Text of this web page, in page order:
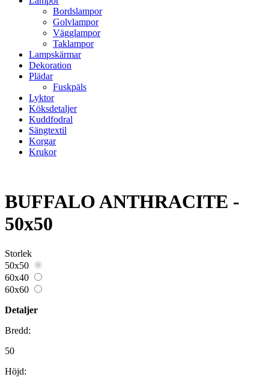
Bordslampor
Golvlampor
Vägglampor
Taklampor
Lampskärmar
Dekoration
Plädar
Fuskpäls
Lyktor
Köksdetaljer
Kuddfodral
Sängtextil
Korgar
Krukor
BUFFALO ANTHRACITE -
50x50
Storlek
50x50
60x40
60x60
Detaljer
Bredd:
50
Höjd: